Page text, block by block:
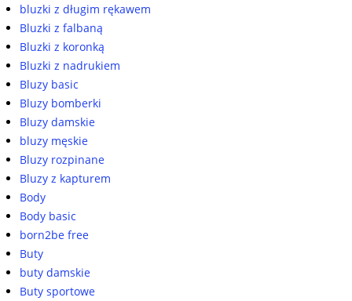
bluzki z długim rękawem
Bluzki z falbaną
Bluzki z koronką
Bluzki z nadrukiem
Bluzy basic
Bluzy bomberki
Bluzy damskie
bluzy męskie
Bluzy rozpinane
Bluzy z kapturem
Body
Body basic
born2be free
Buty
buty damskie
Buty sportowe